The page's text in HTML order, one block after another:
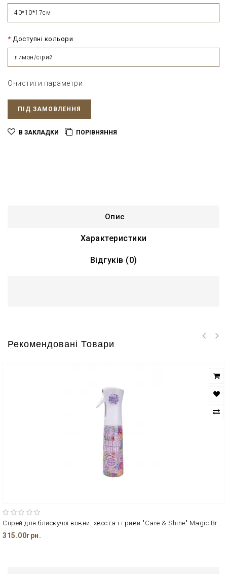
40*10*17см
Доступні кольори
лимон/сірий
Очистити параметри
ПІД ЗАМОВЛЕННЯ
В ЗАКЛАДКИ ПОРІВНЯННЯ
Опис
Характеристики
Відгуків (0)
Рекомендовані Товари
Спрей для блискучої вовни, хвоста і гриви "Care & Shine" Magic Brush
315.00грн.